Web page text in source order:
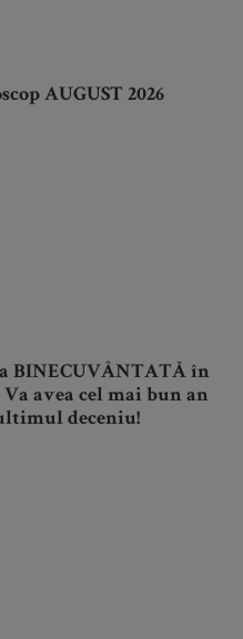
AUGUST 2026
BINECUVÂNTATĂ în
Va avea cel mai bun an
deceniu!